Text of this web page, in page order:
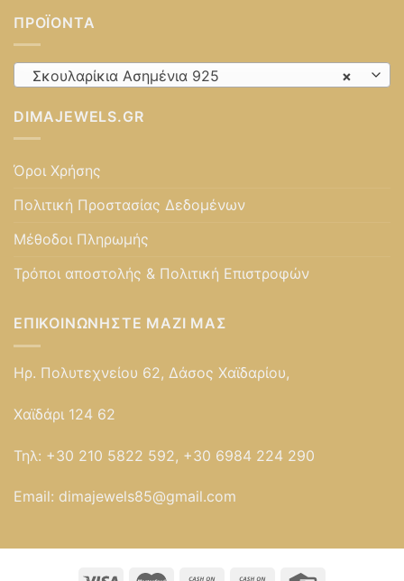
ΠΡΟΪΌΝΤΑ
×
Σκουλαρίκια Ασημένια 925
DIMAJEWELS.GR
Όροι Χρήσης
Πολιτική Προστασίας Δεδομένων
Μέθοδοι Πληρωμής
Τρόποι αποστολής & Πολιτική Επιστροφών
ΕΠΙΚΟΙΝΩΝΉΣΤΕ ΜΑΖΊ ΜΑΣ
Ηρ. Πολυτεχνείου 62, Δάσος Χαϊδαρίου,
Χαϊδάρι 124 62
Τηλ: +30 210 5822 592, +30 6984 224 290
Email: dimajewels85@gmail.com